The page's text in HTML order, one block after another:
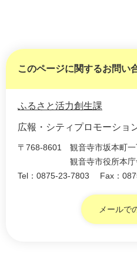
このページに関するお問い
ふるさと活力創生課
広報・シティプロモーショ
〒768-8601
観音寺市坂本町
観音寺市役所本
Tel：0875-23-7803
Fax：
メールで